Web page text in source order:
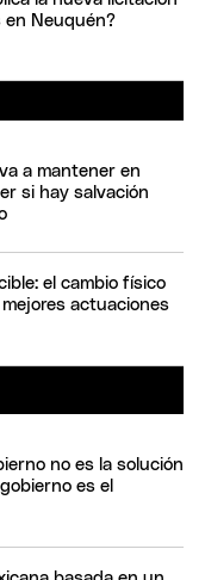
en Neuquén?
a mantener en
si hay salvación
el cambio físico
actuaciones
no es la solución
es el